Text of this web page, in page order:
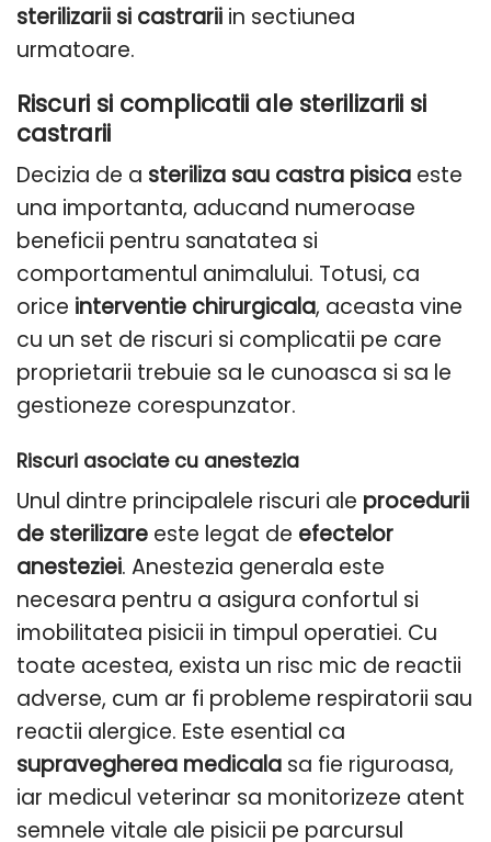
sterilizarii si castrarii in sectiunea
urmatoare.
Riscuri si complicatii ale sterilizarii si
castrarii
Decizia de a steriliza sau castra pisica este
una importanta, aducand numeroase
beneficii pentru sanatatea si
comportamentul animalului. Totusi, ca
orice interventie chirurgicala, aceasta vine
cu un set de riscuri si complicatii pe care
proprietarii trebuie sa le cunoasca si sa le
gestioneze corespunzator.
Riscuri asociate cu anestezia
Unul dintre principalele riscuri ale procedurii
de sterilizare este legat de efectelor
anesteziei. Anestezia generala este
necesara pentru a asigura confortul si
imobilitatea pisicii in timpul operatiei. Cu
toate acestea, exista un risc mic de reactii
adverse, cum ar fi probleme respiratorii sau
reactii alergice. Este esential ca
supravegherea medicala sa fie riguroasa,
iar medicul veterinar sa monitorizeze atent
semnele vitale ale pisicii pe parcursul